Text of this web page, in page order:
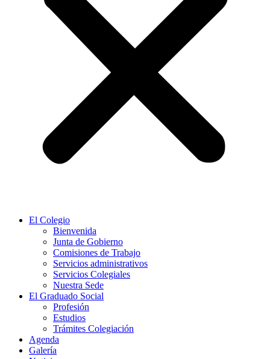
El Colegio
Bienvenida
Junta de Gobierno
Comisiones de Trabajo
Servicios administrativos
Servicios Colegiales
Nuestra Sede
El Graduado Social
Profesión
Estudios
Trámites Colegiación
Agenda
Galería